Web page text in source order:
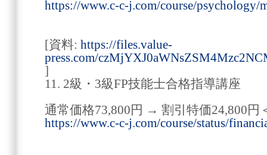
https://www.c-c-j.com/course/psychology/
[資料: https://files.value-
press.com/
]
11. 2級・3級FP技能士合格指導講座
通常価格73,800円 → 割引特価24,800円
https://www.c-c-j.com/course/status/